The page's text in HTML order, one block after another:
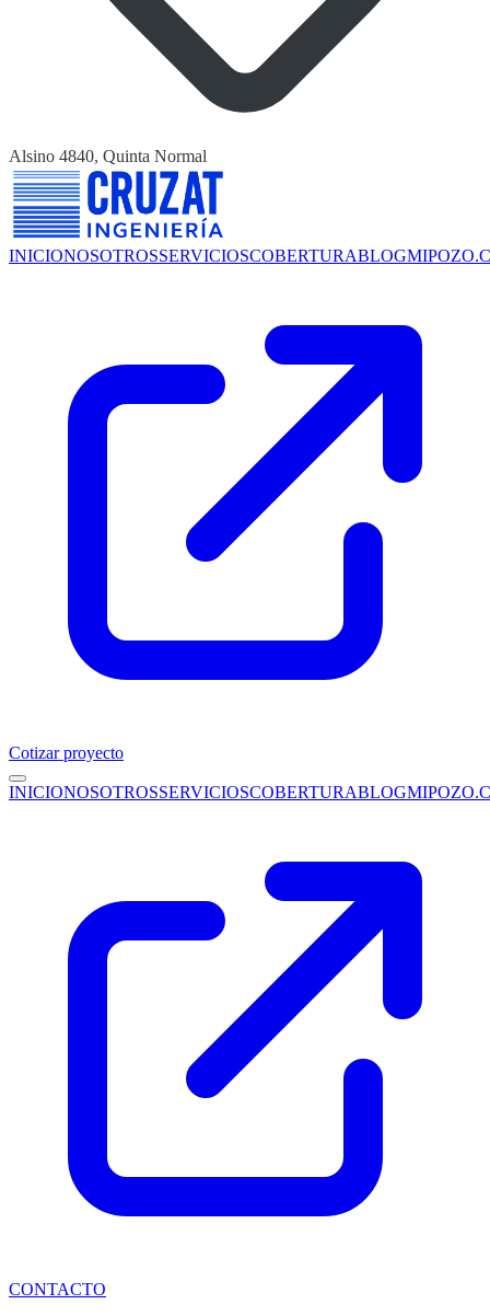
Alsino 4840, Quinta Normal
INICIONOSOTROSSERVICIOSCOBERTURABLOG
Cotizar proyecto
INICIONOSOTROSSERVICIOSCOBERTURABLOG
CONTACTO